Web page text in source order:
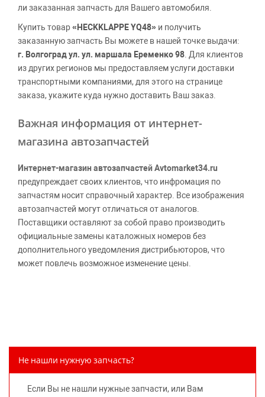
ли заказанная запчасть для Вашего автомобиля.
Купить товар«HECKKLAPPE YQ48» и получить
заказанную запчасть Вы можете в нашей точке выдачи:
г. Волгоград ул. ул. маршала Еременко 98 . Для клиентов
из других регионов мы предоставляем услуги доставки
транспортными компаниями, для этого на странице
заказа, укажите куда нужно доставить Ваш заказ.
Важная информация от интернет-
магазина автозапчастей
Интернет-магазин автозапчастей Avtomarket34.ru
предупреждает своих клиентов, что инфромация по
запчастям носит справочный характер. Все изображения
автозапчастей могут отличаться от аналогов.
Поставщики оставляют за собой право производить
официальные замены каталожных номеров без
дополнительного уведомления дистрибьюторов, что
может повлечь возможное изменение цены.
предлагаемых к продаже запасных частей для
правообладателей указанных товарных знаков.
Не нашли нужную запчасть?
Если Вы не нашли нужные запчасти, или Вам